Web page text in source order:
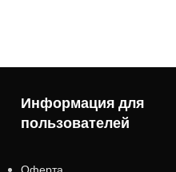
Информация для
пользователей